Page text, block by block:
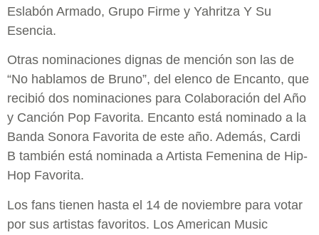
Eslabón Armado, Grupo Firme y Yahritza Y Su
Esencia.
Otras nominaciones dignas de mención son las de
“No hablamos de Bruno”, del elenco de Encanto, que
recibió dos nominaciones para Colaboración del Año
y Canción Pop Favorita. Encanto está nominado a la
Banda Sonora Favorita de este año. Además, Cardi
B también está nominada a Artista Femenina de Hip-
Hop Favorita.
Los fans tienen hasta el 14 de noviembre para votar
por sus artistas favoritos. Los American Music